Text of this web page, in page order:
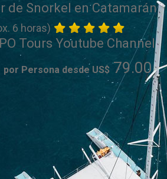
de Snorkel en Catamarán
6 horas)
por Persona desde US$ 79.00